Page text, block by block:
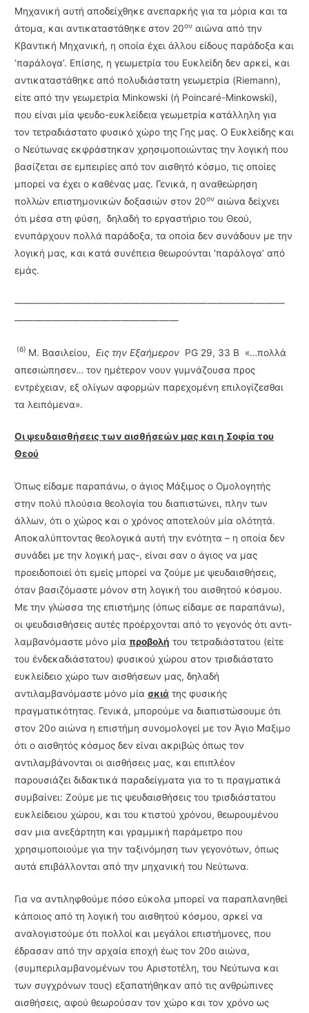
Μηχανική αυτή απο­δείχθηκε ανεπαρκής για τα μόρια και τα
άτομα, και αντικαταστάθηκε στον 20ον αιώνα από την
Κβαντική Μηχανική, η οποία έχει άλλου είδους παράδοξα και
‘παράλογα’. Επίσης, η γεωμετρία του Ευκλείδη δεν αρκεί, και
αντικαταστάθηκε από πολυδιάστατη γεωμετρία (Rie­mann),
είτε από την γεωμετρία Minkowski (ή Poincaré-Minkowski),
που είναι μία ψευδο-ευκλείδεια γεωμετρία κατάλληλη για
τον τετραδιάστατο φυσικό χώρο της Γης μας. Ο Ευκλείδης και
ο Νεύτωνας εκφράστηκαν χρησιμοποιώντας την λογική που
βασίζεται σε εμπειρίες από τον αισθητό κόσμο, τις οποίες
μπορεί να έχει ο καθένας μας. Γενικά, η αναθεώρηση
πολλών επιστημονικών δοξασιών στον 20ον αιώνα δείχνει
ότι μέσα στη φύση, δηλαδή το εργα­στήριο του Θεού,
ενυπάρχουν πολλά παράδοξα, τα οποία δεν συνάδουν με την
λογική μας, και κατά συνέπεια θεωρούνται ‘παράλογα’ από
εμάς.
————————————————————————————
—————————————————
(6) Μ. Βασιλείου,Εις την Εξαήμερον PG 29, 33 Β «…πολλά
απεσιώπησεν… τον ημέτερον νουν γυμνάζουσα προς
εντρέχειαν, εξ ολίγων αφορμών παρεχομένη επιλογίζεσθαι
τα λειπόμενα».
Οι ψευδαισθήσεις των αισθήσεών μας και η Σοφία του
Θεού
Όπως είδαμε παραπάνω, ο άγιος Μάξιμος ο Ομολογητής
στην πολύ πλούσια θεολογία του διαπιστώνει, πλην των
άλλων, ότι ο χώρος και ο χρόνος αποτελούν μία ολότητά.
Αποκαλύπτοντας θεολογικά αυτή την ενότητα – η οποία δεν
συνάδει με την λογική μας-, είναι σαν ο άγιος να μας
προειδοποιεί ότι εμείς μπορεί να ζούμε με ψευδαισθήσεις,
όταν βασιζόμαστε μόνον στη λογική του αισθητού κόσμου.
Με την γλώσσα της επιστήμης (όπως είδα­με σε παραπάνω),
οι ψευδαισθήσεις αυτές προέρχονται από το γεγονός ότι αντι­
λαμβανόμαστε μόνο μίαπροβολή του τετραδιάστατου (είτε
του ένδεκαδιάστατου) φυσικού χώρου στον τρισδιάστατο
ευκλείδειο χώρο των αισθήσεων μας, δηλαδή
αντιλαμβανόμαστε μόνο μίασκιά της φυσικής
πραγματικότητας. Γενικά, μπορούμε να διαπιστώσουμε ότι
στον 20ο αιώνα η επιστήμη συνομολογεί με τον Άγιο Μαξιμο
ότι ο αισθητός κόσμος δεν είναι ακριβώς όπως τον
αντιλαμβάνονται οι αισθήσεις μας, και επιπλέον
παρουσιάζει διδακτικά παραδείγματα για το τι πραγματικά
συμβαίνει: Ζούμε με τις ψευδαισθήσεις του τρισδιάστατου
ευκλείδειου χώρου, και του κτιστού χρόνου, θεωρουμένου
σαν μια ανεξάρτητη και γραμμική παράμετρο που
χρησιμοποιούμε για την ταξινόμηση των γεγονότων, όπως
αυτά επιβάλλονται από την μηχανική του Νεύτωνα.
Για να αντιληφθούμε πόσο εύκολα μπορεί να παραπλανηθεί
κάποιος από τη λογική του αισθητού κόσμου, αρκεί να
αναλογιστούμε ότι πολλοί και μεγάλοι επιστήμονες, που
έδρασαν από την αρχαία εποχή έως τον 20ο αιώνα,
(συμπεριλαμβανομένων του Αριστοτέλη, του Νεύτωνα και
των συγχρόνων τους) εξαπατήθηκαν από τις ανθρώπινες
αισθήσεις, αφού θεω­ρούσαν τον χώρο και τον χρόνο ως